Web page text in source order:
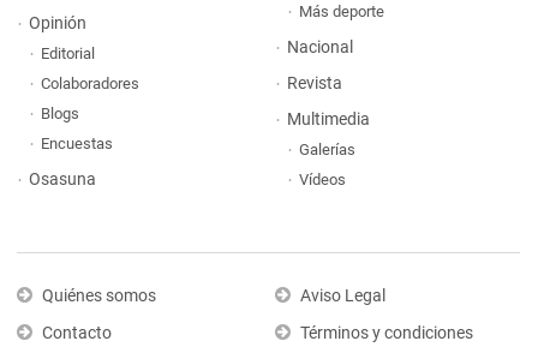
Opinión
Editorial
Colaboradores
Blogs
Encuestas
Osasuna
Más deporte
Nacional
Revista
Multimedia
Galerías
Vídeos
Quiénes somos
Contacto
Aviso Legal
Términos y condiciones